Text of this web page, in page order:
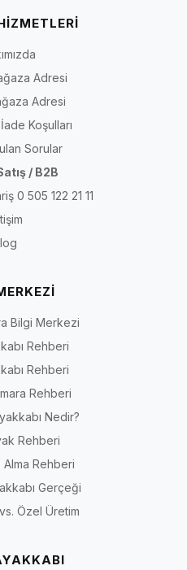
Adresi
Adresi
Koşulları
Sorular
/ B2B
0 505 122 21 11
Bilgi Merkezi
Rehberi
Rehberi
Rehberi
Nedir?
Rehberi
Rehberi
Gerçeği
Özel Üretim